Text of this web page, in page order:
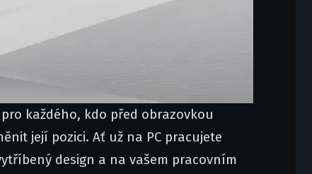
každého, kdo před obrazovkou
její pozici. Ať už na PC pracujete
design a na vašem pracovním